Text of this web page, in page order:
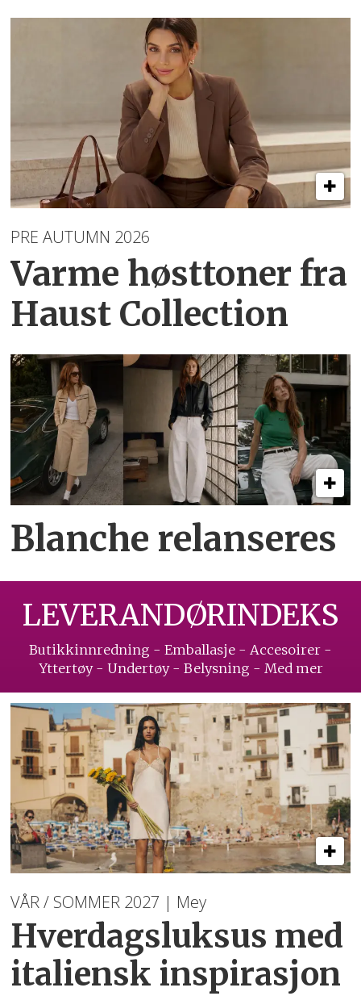
PRE AUTUMN 2026
Varme høsttoner fra
Haust Collection
Blanche relanseres
LEVERANDØRINDEKS
Butikkinnredning - Emballasje - Accesoirer -
Yttertøy - Undertøy - Belysning - Med mer
VÅR / SOMMER 2027 | Mey
Hverdagsluksus med
italiensk inspirasjon